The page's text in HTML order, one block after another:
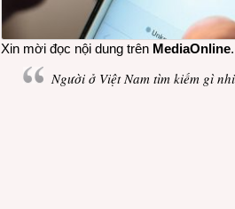
Xin mời đọc nội dung trên MediaOnline.
Người ở Việt Nam tìm kiếm gì